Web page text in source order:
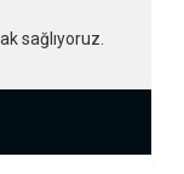
sağlıyoruz.